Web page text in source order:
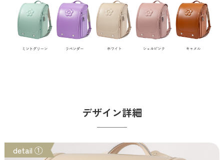
デザイン詳細
detail ①